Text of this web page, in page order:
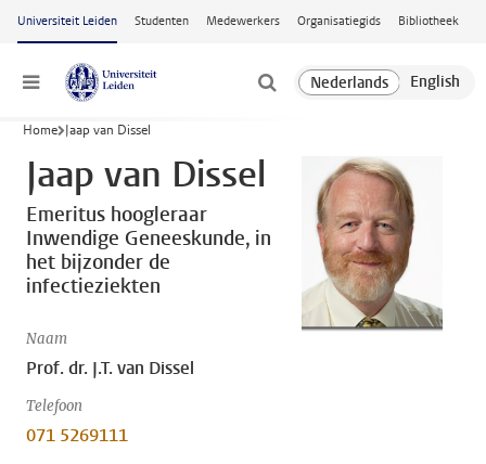
Ga naar hoofdinhoud
Universiteit Leiden Studenten Medewerkers Organisatiegids Bibliotheek
Menu
Home Jaap van Dissel
Jaap van Dissel
Emeritus hoogleraar
Inwendige Geneeskunde, in
het bijzonder de
infectieziekten
Naam
Prof. dr. J.T. van Dissel
Telefoon
071 5269111